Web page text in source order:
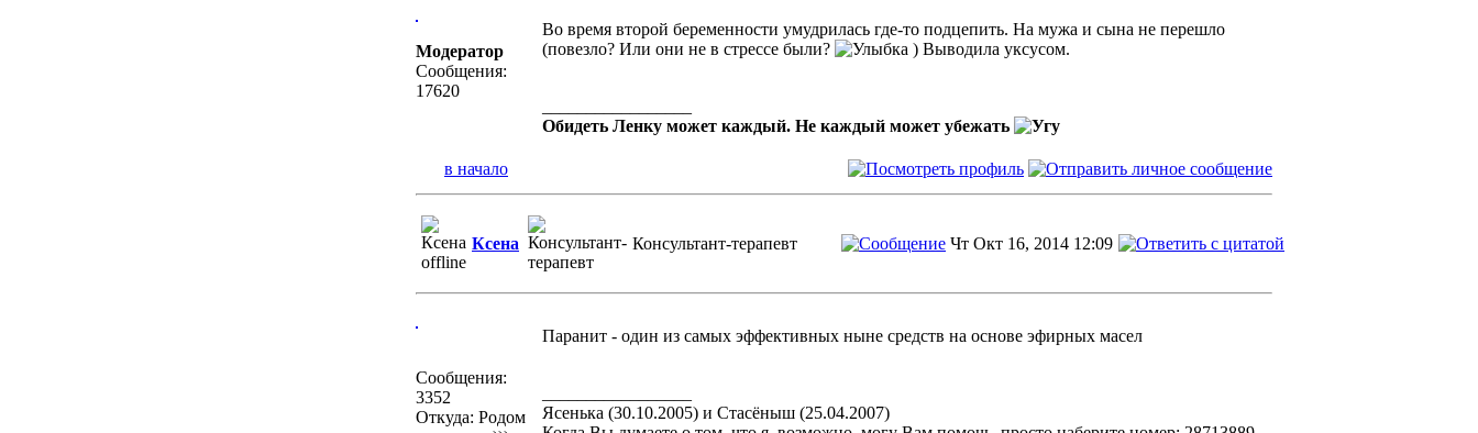
Модератор
Сообщения:
17620
Во время второй беременности умудрилась где-то подцепить. На мужа и сына не перешло
(повезло? Или они не в стрессе были?
) Выводила уксусом.
Обидеть Ленку может каждый. Не каждый может убежать
в начало
Ксена Консультант-терапевт Чт Окт 16, 2014 12:09
Сообщения:
3352
Откуда: Родом
Паранит - один из самых эффективных ныне средств на основе эфирных масел
Ясенька (30.10.2005) и Стасёныш (25.04.2007)